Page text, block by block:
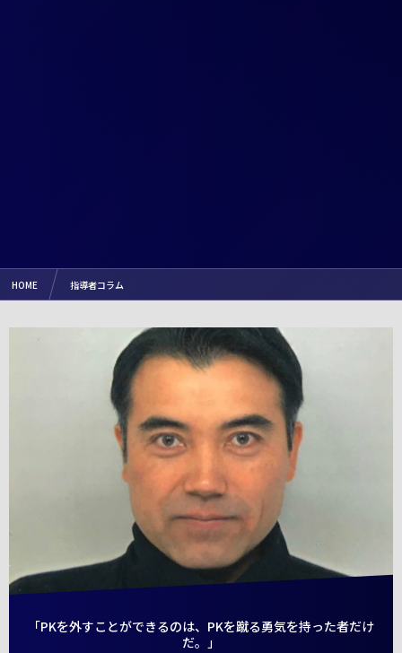
HOME 指導者コラム
「PKを外すことができるのは、PKを蹴る勇気を持った者だけ
だ。」